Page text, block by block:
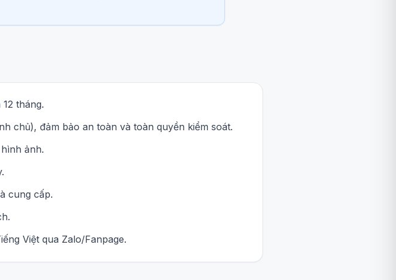
tháng.
chủ), đảm bảo an toàn và toàn quyền kiểm soát.
ảnh.
cung cấp.
Việt qua Zalo/Fanpage.